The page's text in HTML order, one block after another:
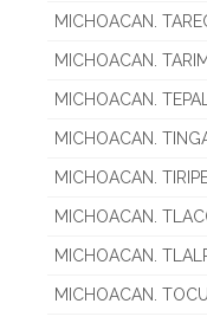
MICHOACAN.
MICHOACAN.
MICHOACAN.
MICHOACAN.
MICHOACAN.
MICHOACAN.
MICHOACAN.
MICHOACAN.